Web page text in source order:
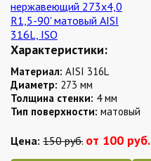
Характеристики:
Материал: AISI 316L
Диаметр: 273 мм
Толщина стенки: 4 мм
Тип поверхности: матовый
Цена: 150 руб. от 100 руб.